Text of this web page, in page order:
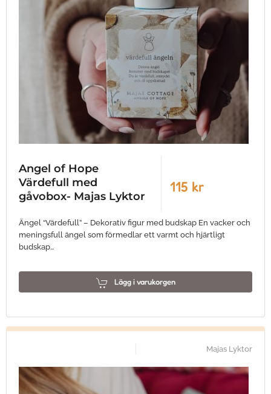
Angel of Hope
Värdefull med
gåvobox- Majas Lyktor
115 kr
Ängel “Värdefull” – Dekorativ figur med budskap En vacker och
meningsfull ängel som förmedlar ett varmt och hjärtligt
budskap…
Lägg i varukorgen
Majas Lyktor